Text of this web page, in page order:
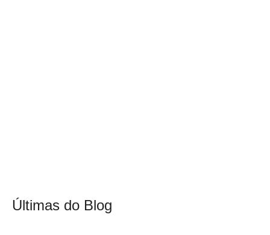
Últimas do Blog